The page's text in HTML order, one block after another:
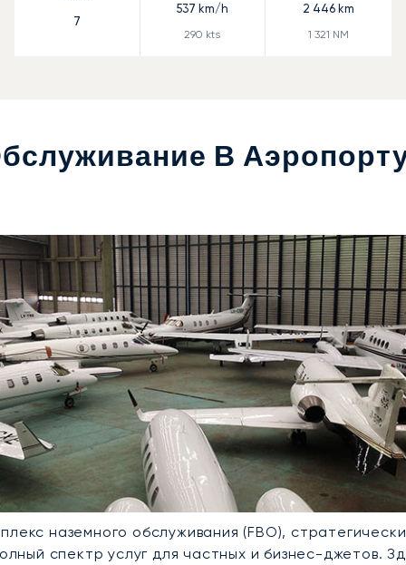
7
537 km/h
290 kts
2 446 km
1 321 NM
В
наземного обслуживания (FBO),
спектр услуг для частных и бизнес-джетов.